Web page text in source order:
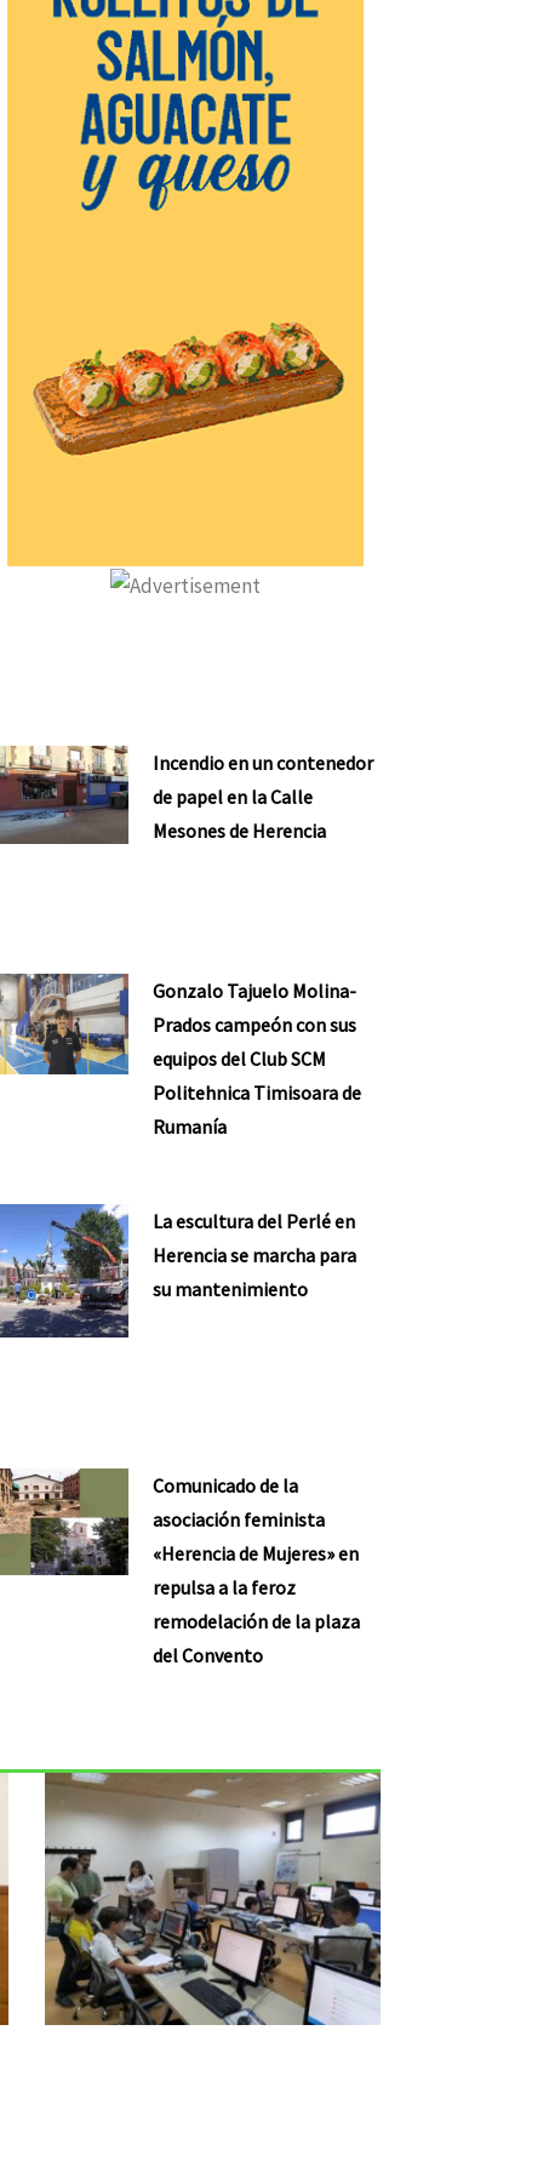
Incendio en un contenedor
de papel en la Calle
Mesones de Herencia
Gonzalo Tajuelo Molina-
Prados campeón con sus
equipos del Club SCM
Politehnica Timisoara de
Rumanía
La escultura del Perlé en
Herencia se marcha para
su mantenimiento
Comunicado de la
asociación feminista
«Herencia de Mujeres» en
repulsa a la feroz
remodelación de la plaza
del Convento